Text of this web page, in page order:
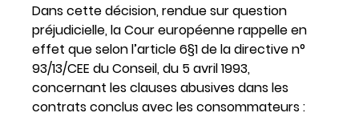
Dans cette décision, rendue sur question
préjudicielle, la Cour européenne rappelle en
effet que selon l’article 6§1 de la directive n°
93/13/CEE du Conseil, du 5 avril 1993,
concernant les clauses abusives dans les
contrats conclus avec les consommateurs :